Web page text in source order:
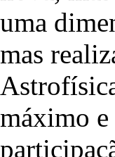
uma
mas
máximo